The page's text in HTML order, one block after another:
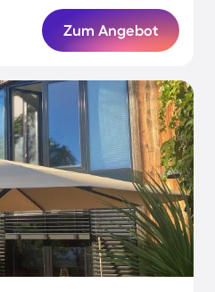
Zum Angebot